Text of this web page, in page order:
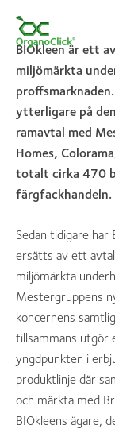
Search for:
BIOkleen är ett
miljömärkta
ytterligare på
ramavtal med
Homes,
totalt cirka 470
färgfackhandeln.
Sedan tidigare
ersätts av ett
miljömärkta
Mestergruppens
koncernens
tillsammans utgör
yngdpunkten i
produktlinje där
och märkta med
BIOkleens ägare,